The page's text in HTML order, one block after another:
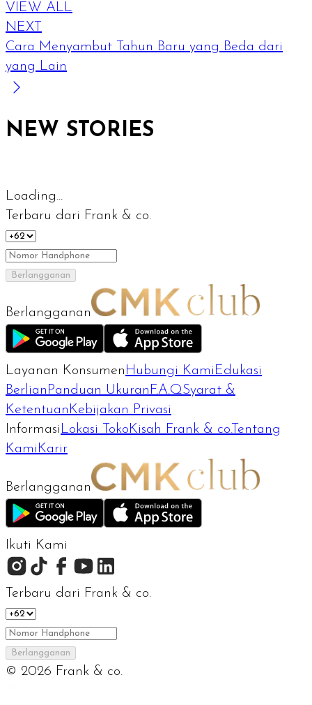
VIEW ALL
NEXT
Cara Menyambut Tahun Baru yang Beda dari
yang Lain
NEW STORIES
Loading...
Terbaru dari Frank & co.
Berlangganan
Berlangganan
Layanan Konsumen Hubungi Kami Edukasi
Berlian Panduan Ukuran F.A.QSyarat &
Ketentuan Kebijakan Privasi
Informasi Lokasi TokoKisah Frank & co.Tentang
Kami Karir
Berlangganan
Ikuti Kami
Terbaru dari Frank & co.
Berlangganan
© 2026 Frank & co.